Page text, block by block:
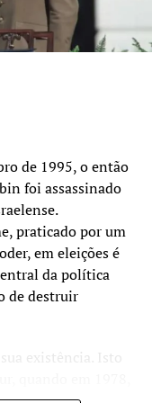
líder comum nos
de
suicídio de reitor”
baú”
de 1995, o então
foi assassinado
praticado por um
em eleições é
da política
de destruir
existência. Isto